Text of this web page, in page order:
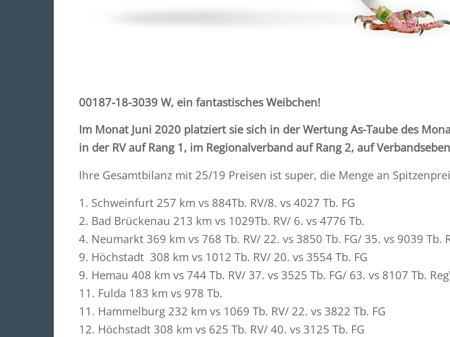
00187-18-3039 W, ein fantastisches Weibchen!
Im Monat Juni 2020 platziert sie sich in der Wertung As-Taube des
in der RV auf Rang 1, im Regionalverband auf Rang 2, auf
Ihre Gesamtbilanz mit 25/19 Preisen ist super, die Menge an
1. Schweinfurt 257 km vs 884Tb. RV/8. vs 4027 Tb. FG
2. Bad Brückenau 213 km vs 1029Tb. RV/ 6. vs 4776 Tb.
4. Neumarkt 369 km vs 768 Tb. RV/ 22. vs 3850 Tb. FG/ 35. vs 9039 Tb.
9. Höchstadt 308 km vs 1012 Tb. RV/ 20. vs 3554 Tb. FG
9. Hemau 408 km vs 744 Tb. RV/ 37. vs 3525 Tb. FG/ 63. vs 8107 Tb.
11. Fulda 183 km vs 978 Tb.
11. Hammelburg 232 km vs 1069 Tb. RV/ 22. vs 3822 Tb. FG
12. Höchstadt 308 km vs 625 Tb. RV/ 40. vs 3125 Tb. FG